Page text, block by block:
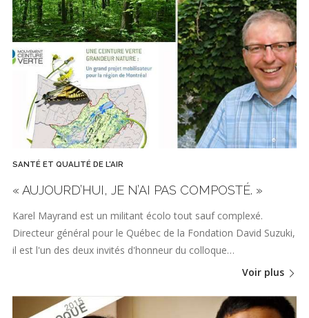
SANTÉ ET QUALITÉ DE L'AIR
« AUJOURD’HUI, JE N’AI PAS COMPOSTÉ. »
Karel Mayrand est un militant écolo tout sauf complexé.
Directeur général pour le Québec de la Fondation David Suzuki,
il est l'un des deux invités d'honneur du colloque…
Voir plus